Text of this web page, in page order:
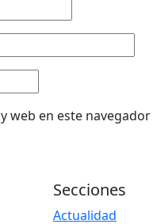
en este
Secciones
Actualidad